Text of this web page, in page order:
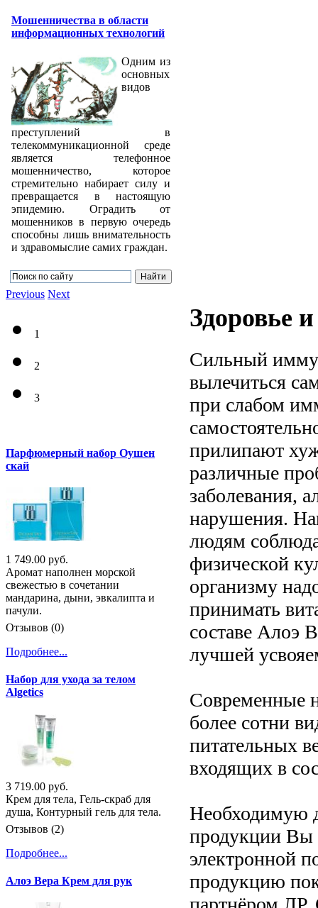
Мошенничества в области
информационных технологий
Одним из
основных
видов
преступлений в
телекоммуникационной среде
является телефонное
мошенничество, которое
стремительно набирает силу и
превращается в настоящую
эпидемию. Оградить от
мошенников в первую очередь
способны лишь внимательность
и здравомыслие самих граждан.
Здоровье
Сильный
вылечиться
при слабом
прилипают
различные
заболевания,
нарушения.
людям
физической
организму
принимать
составе Алоэ
лучшей
Современные
более сотни
питательных
входящих в
Необходимую
продукции Вы
электронной
продукцию
Previous Next
1
2
3
Парфюмерный набор Оушен
скай
1 749.00 руб.
Аромат наполнен морской
свежестью в сочетании
мандарина, дыни, эвкалипта и
пачули.
Отзывов (0)
Подробнее...
Набор для ухода за телом
Algetics
3 719.00 руб.
Крем для тела, Гель-скраб для
душа, Контурный гель для тела.
Отзывов (2)
Подробнее...
Алоэ Вера Крем для рук